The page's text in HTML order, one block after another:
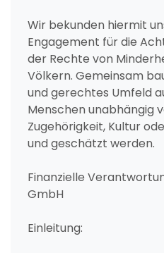
Wir bekunden hiermit
Engagement für die
der Rechte von
Völkern. Gemeinsam
und gerechtes Umfeld
Menschen unabhängig
Zugehörigkeit, Kultur
und geschätzt werden.
Finanzielle
GmbH
Einleitung: